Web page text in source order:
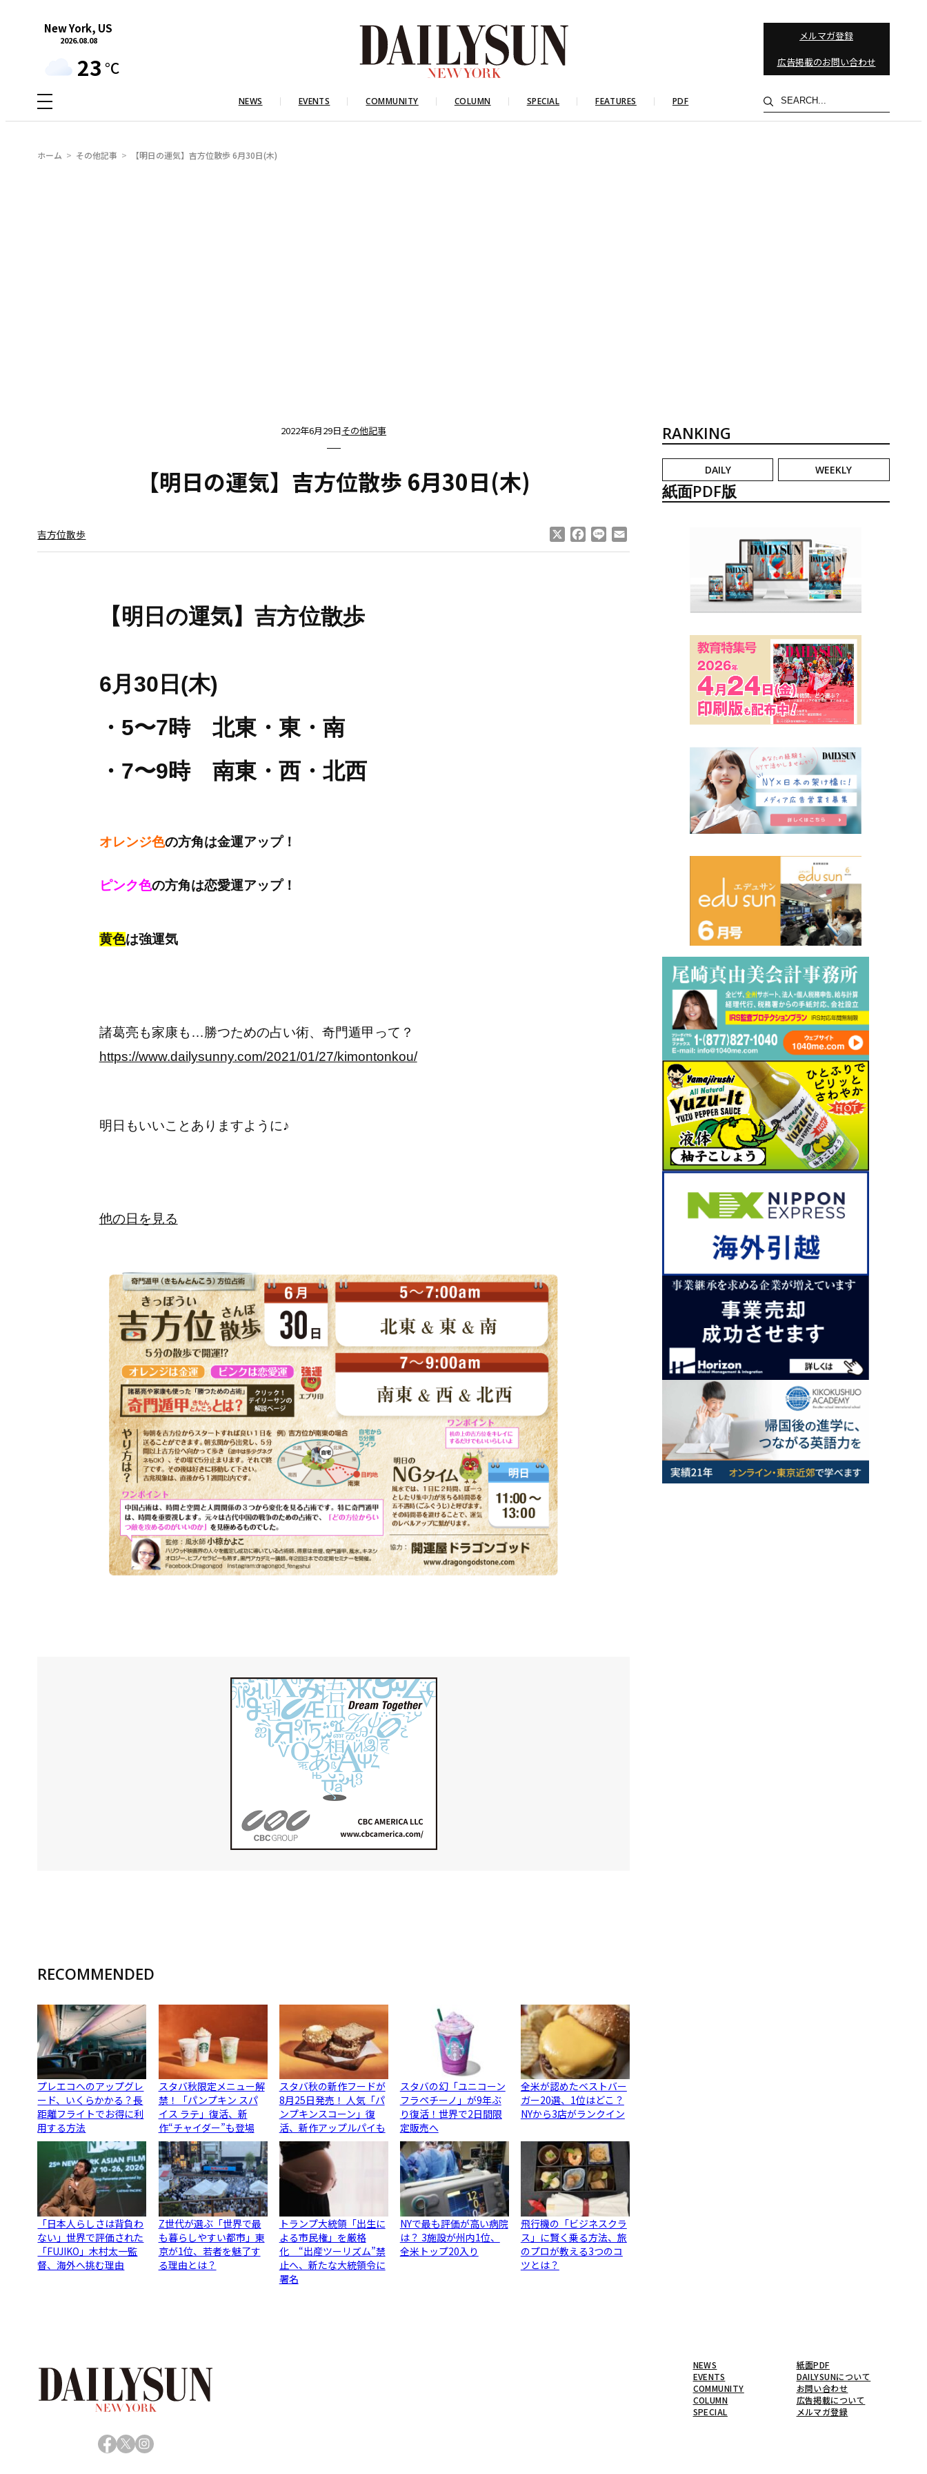
New York, US
2026.08.08
23 °C
メルマガ登録
広告掲載のお問い合わせ
NEWS EVENTS COMMUNITY COLUMN SPECIAL FEATURES PDF
検
索
ホーム その他記事 【明日の運気】吉方位散歩 6月30日(木)
2022年6月29日その他記事
【明日の運気】吉方位散歩 6月30日(木)
吉方位散歩 Facebook
Line
【明日の運気】 吉方位散歩
6月30日(木)
・5〜7時 北東・東・南
・7〜9時 南東・西・北西
オレンジ色の方角は金運アップ！
ピンク色の方角は恋愛運アップ！
黄色は強運気
諸葛亮も家康も…勝つための占い術、奇門遁甲って？
https://www.dailysunny.com/2021/01/27/kimontonkou/
明日もいいことありますように♪
他の日を見る
RECOMMENDED
プレエコへのアップグレ
ード、いくらかかる？長
距離フライトでお得に利
用する方法
スタバ秋限定メニュー解
禁！「パンプキン スパ
イス ラテ」復活、新
作“チャイダー”も登場
スタバ秋の新作フードが
8月25日発売！ 人気「パ
ンプキンスコーン」復
活、新作アップルパイも
スタバの幻「ユニコーン
フラペチーノ」が9年ぶ
り復活！世界で2日間限
定販売へ
全米が認めたベストバー
ガー20選、1位はどこ？
NYから3店がランクイン
「日本人らしさは背負わ
ない」世界で評価された
「FUJIKO」木村太一監
督、海外へ挑む理由
Z世代が選ぶ「世界で最
も暮らしやすい都市」東
京が1位、若者を魅了す
る理由とは？
トランプ大統領「出生に
よる市民権」を厳格
化 “出産ツーリズム”禁
止へ、新たな大統領令に
署名
NYで最も評価が高い病院
は？ 3施設が州内1位、
全米トップ20入り
飛行機の「ビジネスクラ
ス」に賢く乗る方法、旅
のプロが教える3つのコ
ツとは？
RANKING
DAILY WEEKLY
紙面PDF版
Facebook
X Instagram
NEWS
EVENTS
COMMUNITY
COLUMN
SPECIAL
紙面PDF
DAILYSUNについて
お問い合わせ
広告掲載について
メルマガ登録